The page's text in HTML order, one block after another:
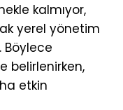
kalmıyor,
yerel yönetim
Böylece
belirlenirken,
etkin